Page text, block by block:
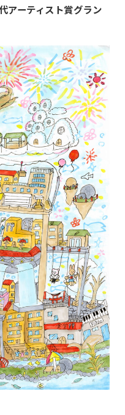
アーティスト賞グラン